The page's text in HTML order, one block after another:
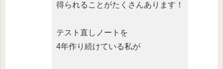
得られることがたくさんあります！
テスト直しノートを
4年作り続けている私が